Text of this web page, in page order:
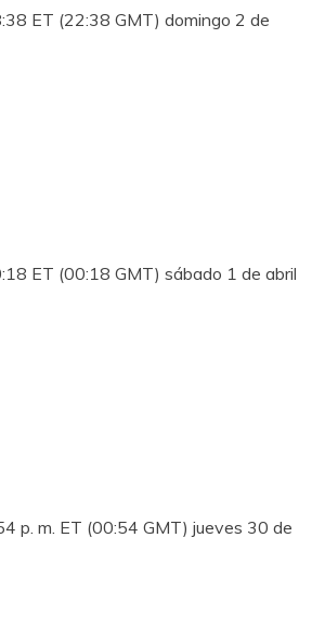
ET (22:38 GMT) domingo 2 de
ET (00:18 GMT) sábado 1 de abril
p. m. ET (00:54 GMT) jueves 30 de